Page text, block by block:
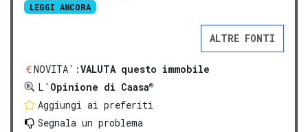
LEGGI ANCORA
ALTRE FONTI
NOVITA':VALUTA questo immobile
L' Opinione di Caasa®
Aggiungi ai preferiti
Segnala un problema